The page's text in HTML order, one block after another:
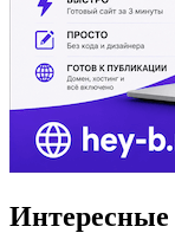
Интересные